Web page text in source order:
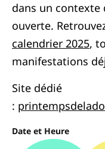
dans un contexte
ouverte.
calendrier 2025,
manifestations
Site dédié
:
Date et Heure